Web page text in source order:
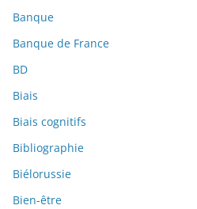
Banque
Banque de France
BD
Biais
Biais cognitifs
Bibliographie
Biélorussie
Bien-être